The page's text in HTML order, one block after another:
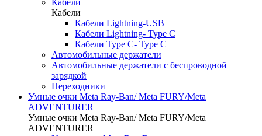
Кабели
Кабели
Кабели Lightning-USB
Кабели Lightning- Type C
Кабели Type C- Type C
Автомобильные держатели
Автомобильные держатели с беспроводной
зарядкой
Переходники
Умные очки Meta Ray-Ban/ Meta FURY/Meta
ADVENTURER
Умные очки Meta Ray-Ban/ Meta FURY/Meta
ADVENTURER